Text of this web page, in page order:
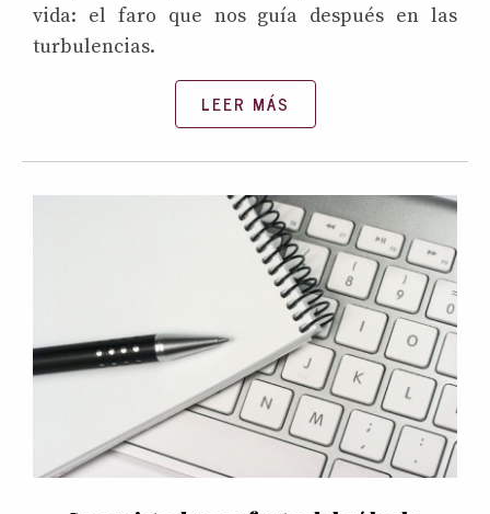
vida: el faro que nos guía después en las
turbulencias.
LEER MÁS